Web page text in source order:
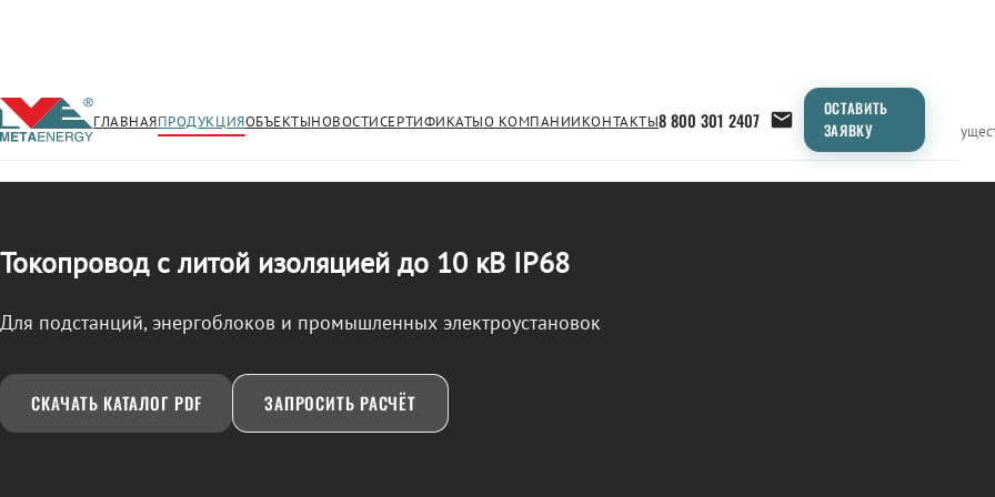
ГЛАВНАЯПРОДУКЦИЯОБЪЕКТЫНОВОСТИСЕРТИФИКАТЫО КОМПАНИИКОНТАКТЫ8 800 301 2407
ОСТАВИТЬ
ЗАЯВКУ
← Продукция/ТОКОПРОВОД Применение Продукция ТипоразмерыСравнение
Токопровод с литой изоляцией до 10 кВ IP68
Для подстанций, энергоблоков и промышленных электроустановок
СКАЧАТЬ КАТАЛОГ PDF ЗАПРОСИТЬ РАСЧЁТ